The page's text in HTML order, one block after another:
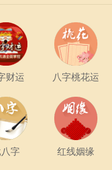
财运 八字桃花运
字 红线姻缘